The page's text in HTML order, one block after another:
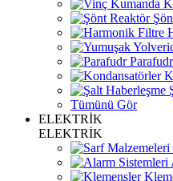
Parafudr
Tümünü Gör
ELEKTRİK
ELEKTRİK